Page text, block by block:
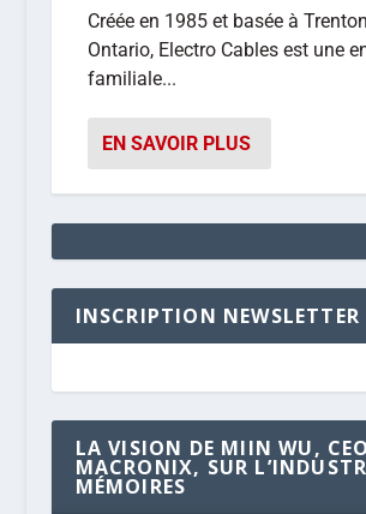
Créée en 1985 et basée à
Ontario, Electro Cables est une
familiale...
EN SAVOIR PLUS
INSCRIPTION NEWSLETTER
LA VISION DE MIIN WU,
MACRONIX, SUR
MÉMOIRES